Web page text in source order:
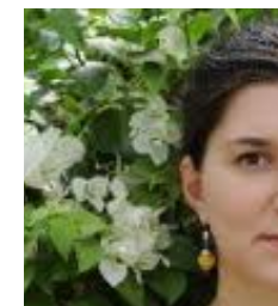
–
Stéphanie
Rubi,
garante
de
l’HDR
de
Benjamin
Denecheau